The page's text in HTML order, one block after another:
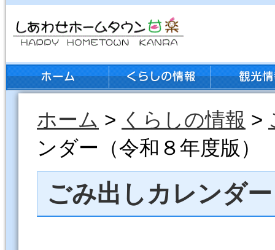
ホーム > くらしの情報 >
ンダー（令和８年度版）
ごみ出しカレンダ